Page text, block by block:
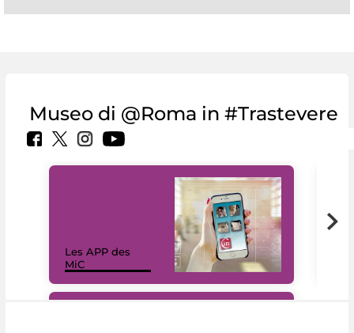
Museo di @Roma in #Trastevere
Les APP des
MiC